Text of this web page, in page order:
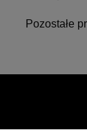
Pozostałe